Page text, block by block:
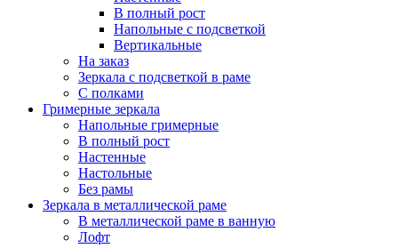
В полный рост
Напольные с подсветкой
Вертикальные
На заказ
Зеркала с подсветкой в раме
С полками
Гримерные зеркала
Напольные гримерные
В полный рост
Настенные
Настольные
Без рамы
Зеркала в металлической раме
В металлической раме в ванную
Лофт